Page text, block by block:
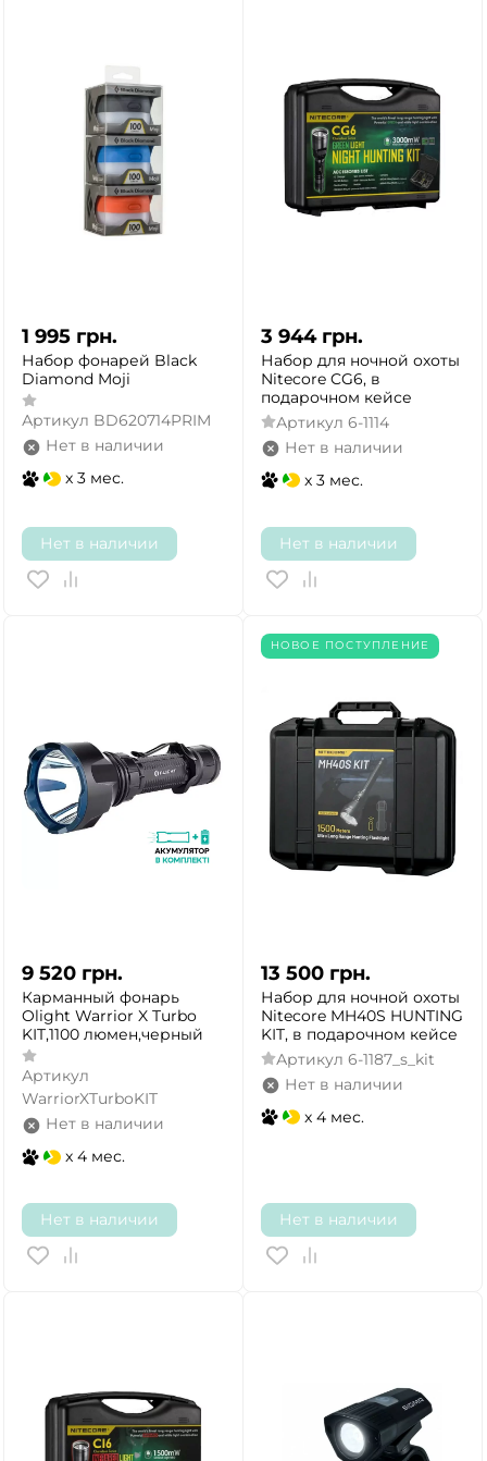
1 995 грн.
Набор фонарей Black
Diamond Moji
Артикул BD620714PRIM
Нет в наличии
x 3 мес.
Нет в наличии
3 944 грн.
Набор для ночной охоты
Nitecore CG6, в
подарочном кейсе
Артикул 6-1114
Нет в наличии
x 3 мес.
Нет в наличии
9 520 грн.
Карманный фонарь
Olight Warrior X Turbo
KIT,1100 люмен,черный
Артикул
WarriorXTurboKIT
Нет в наличии
x 4 мес.
Нет в наличии
НОВОЕ ПОСТУПЛЕНИЕ
13 500 грн.
Набор для ночной охоты
Nitecore MH40S HUNTING
KIT, в подарочном кейсе
Артикул 6-1187_s_kit
Нет в наличии
x 4 мес.
Нет в наличии